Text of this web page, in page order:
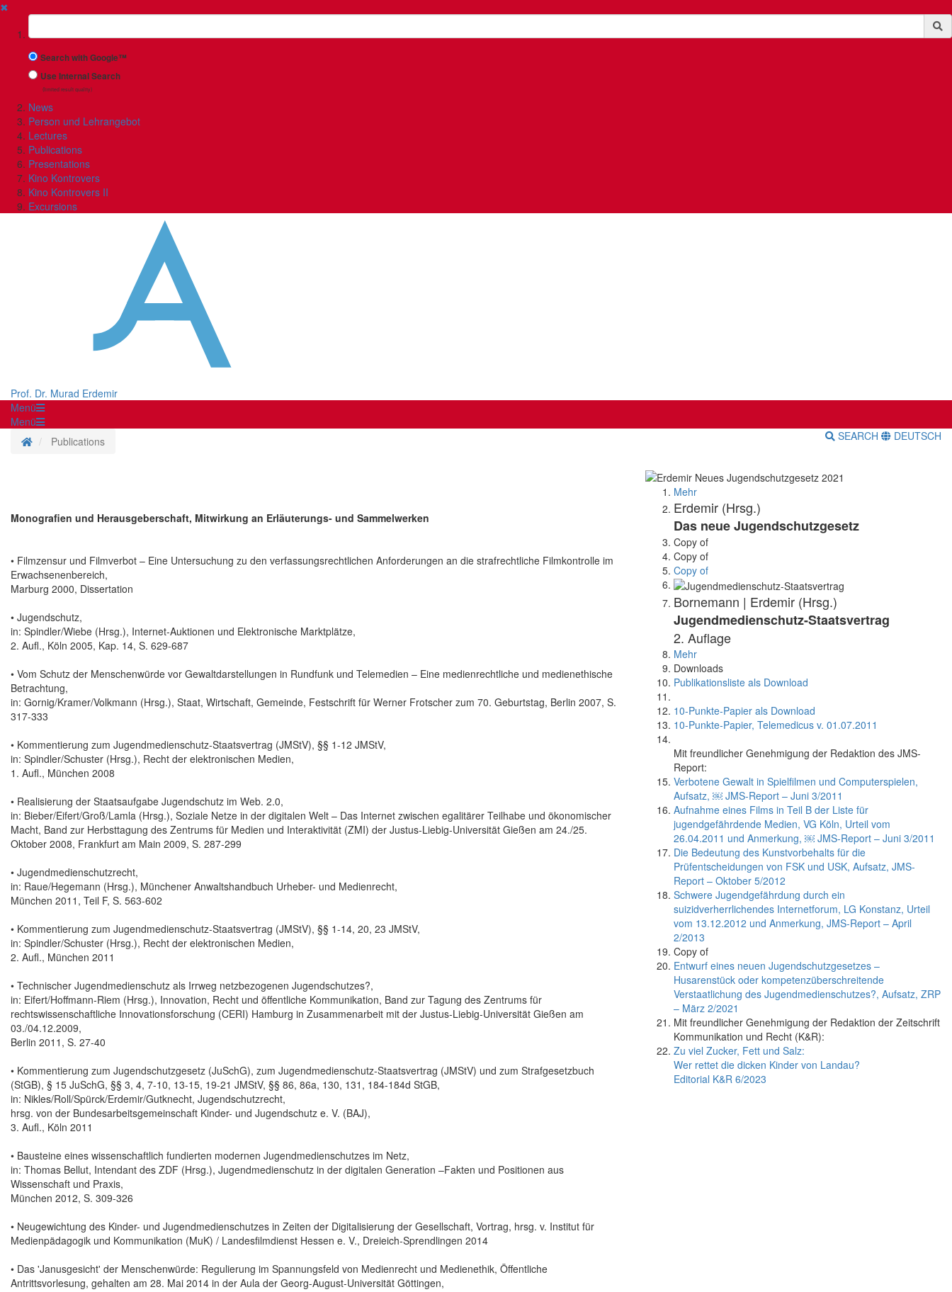
✖
Suchbegriff
Search with Google™
Use Internal Search
(limited result quality)
News
Person und Lehrangebot
Lectures
Publications
Presentations
Kino Kontrovers
Kino Kontrovers II
Excursions
Prof. Dr. Murad Erdemir
Menü
Menü
Homepage
Publications SEARCH DEUTSCH
Monografien und Herausgeberschaft, Mitwirkung an Erläuterungs- und Sammelwerken
• Filmzensur und Filmverbot – Eine Untersuchung zu den verfassungsrechtlichen Anforderungen an die strafrechtliche Filmkontrolle im
Erwachsenenbereich,
Marburg 2000, Dissertation
• Jugendschutz,
in: Spindler/Wiebe (Hrsg.), Internet-Auktionen und Elektronische Marktplätze,
2. Aufl., Köln 2005, Kap. 14, S. 629-687
• Vom Schutz der Menschenwürde vor Gewaltdarstellungen in Rundfunk und Telemedien – Eine medienrechtliche und medienethische
Betrachtung,
in: Gornig/Kramer/Volkmann (Hrsg.), Staat, Wirtschaft, Gemeinde, Festschrift für Werner Frotscher zum 70. Geburtstag, Berlin 2007, S.
317-333
• Kommentierung zum Jugendmedienschutz-Staatsvertrag (JMStV), §§ 1-12 JMStV,
in: Spindler/Schuster (Hrsg.), Recht der elektronischen Medien,
1. Aufl., München 2008
• Realisierung der Staatsaufgabe Jugendschutz im Web. 2.0,
in: Bieber/Eifert/Groß/Lamla (Hrsg.), Soziale Netze in der digitalen Welt – Das Internet zwischen egalitärer Teilhabe und ökonomischer
Macht, Band zur Herbsttagung des Zentrums für Medien und Interaktivität (ZMI) der Justus-Liebig-Universität Gießen am 24./25.
Oktober 2008, Frankfurt am Main 2009, S. 287-299
• Jugendmedienschutzrecht,
in: Raue/Hegemann (Hrsg.), Münchener Anwaltshandbuch Urheber- und Medienrecht,
München 2011, Teil F, S. 563-602
• Kommentierung zum Jugendmedienschutz-Staatsvertrag (JMStV), §§ 1-14, 20, 23 JMStV,
in: Spindler/Schuster (Hrsg.), Recht der elektronischen Medien,
2. Aufl., München 2011
• Technischer Jugendmedienschutz als Irrweg netzbezogenen Jugendschutzes?,
in: Eifert/Hoffmann-Riem (Hrsg.), Innovation, Recht und öffentliche Kommunikation, Band zur Tagung des Zentrums für
rechtswissenschaftliche Innovationsforschung (CERI) Hamburg in Zusammenarbeit mit der Justus-Liebig-Universität Gießen am
03./04.12.2009,
Berlin 2011, S. 27-40
• Kommentierung zum Jugendschutzgesetz (JuSchG), zum Jugendmedienschutz-Staatsvertrag (JMStV) und zum Strafgesetzbuch
(StGB), § 15 JuSchG, §§ 3, 4, 7-10, 13-15, 19-21 JMStV, §§ 86, 86a, 130, 131, 184-184d StGB,
in: Nikles/Roll/Spürck/Erdemir/Gutknecht, Jugendschutzrecht,
hrsg. von der Bundesarbeitsgemeinschaft Kinder- und Jugendschutz e. V. (BAJ),
3. Aufl., Köln 2011
• Bausteine eines wissenschaftlich fundierten modernen Jugendmedienschutzes im Netz,
in: Thomas Bellut, Intendant des ZDF (Hrsg.), Jugendmedienschutz in der digitalen Generation –Fakten und Positionen aus
Wissenschaft und Praxis,
München 2012, S. 309-326
• Neugewichtung des Kinder- und Jugendmedienschutzes in Zeiten der Digitalisierung der Gesellschaft, Vortrag, hrsg. v. Institut für
Medienpädagogik und Kommunikation (MuK) / Landesfilmdienst Hessen e. V., Dreieich-Sprendlingen 2014
• Das 'Janusgesicht' der Menschenwürde: Regulierung im Spannungsfeld von Medienrecht und Medienethik, Öffentliche
Antrittsvorlesung, gehalten am 28. Mai 2014 in der Aula der Georg-August-Universität Göttingen,
Mehr
Erdemir (Hrsg.)
Das neue Jugendschutzgesetz
Copy of
Copy of
Copy of
Bornemann | Erdemir (Hrsg.)
Jugendmedienschutz-Staatsvertrag
2. Auflage
Mehr
Downloads
Publikationsliste als Download
10-Punkte-Papier als Download
10-Punkte-Papier, Telemedicus v. 01.07.2011
Mit freundlicher Genehmigung der Redaktion des JMS-
Report:
Verbotene Gewalt in Spielfilmen und Computerspielen,
Aufsatz, ￼ JMS-Report – Juni 3/2011
Aufnahme eines Films in Teil B der Liste für
jugendgefährdende Medien, VG Köln, Urteil vom
26.04.2011 und Anmerkung, ￼ JMS-Report – Juni 3/2011
Die Bedeutung des Kunstvorbehalts für die
Prüfentscheidungen von FSK und USK, Aufsatz, JMS-
Report – Oktober 5/2012
Schwere Jugendgefährdung durch ein
suizidverherrlichendes Internetforum, LG Konstanz, Urteil
vom 13.12.2012 und Anmerkung, JMS-Report – April
2/2013
Copy of
Entwurf eines neuen Jugendschutzgesetzes –
Husarenstück oder kompetenzüberschreitende
Verstaatlichung des Jugendmedienschutzes?, Aufsatz, ZRP
– März 2/2021
Mit freundlicher Genehmigung der Redaktion der Zeitschrift
Kommunikation und Recht (K&R):
Zu viel Zucker, Fett und Salz:
Wer rettet die dicken Kinder von Landau?
Editorial K&R 6/2023